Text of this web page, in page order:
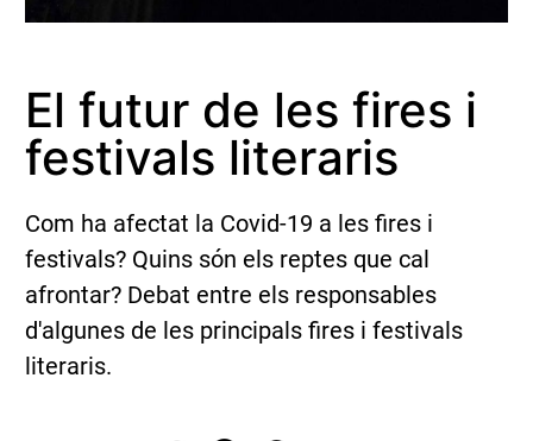
El futur de les fires i
festivals literaris
Com ha afectat la Covid-19 a les fires i
festivals? Quins són els reptes que cal
afrontar? Debat entre els responsables
d'algunes de les principals fires i festivals
literaris.